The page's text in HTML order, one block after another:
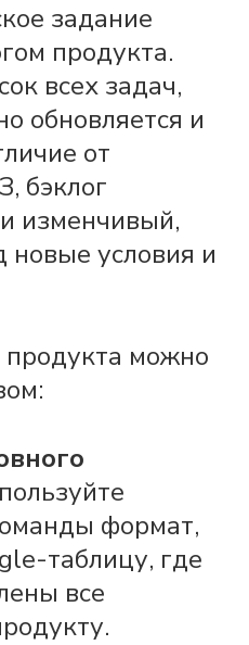
задание
продукта.
всех задач,
обновляется и
от
бэклог
изменчивый,
новые условия и
продукта можно
формат,
таблицу, где
все